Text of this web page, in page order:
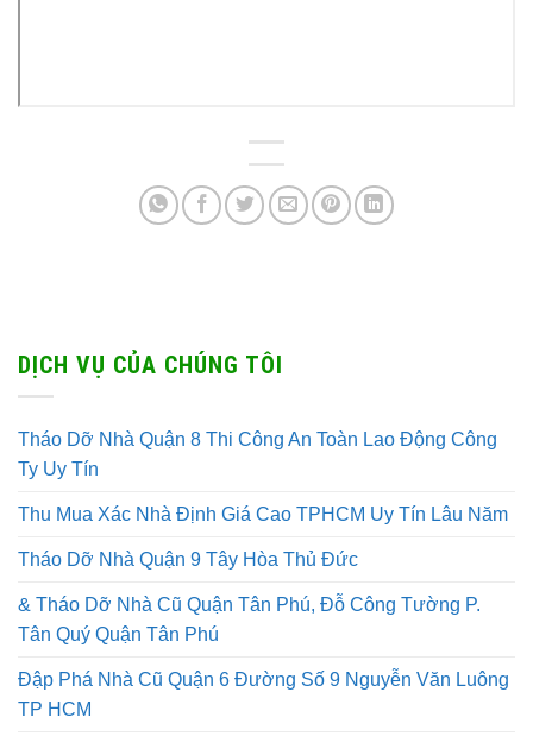
DỊCH VỤ CỦA CHÚNG TÔI
Tháo Dỡ Nhà Quận 8 Thi Công An Toàn Lao Động Công
Ty Uy Tín
Thu Mua Xác Nhà Định Giá Cao TPHCM Uy Tín Lâu Năm
Tháo Dỡ Nhà Quận 9 Tây Hòa Thủ Đức
& Tháo Dỡ Nhà Cũ Quận Tân Phú, Đỗ Công Tường P.
Tân Quý Quận Tân Phú
Đập Phá Nhà Cũ Quận 6 Đường Số 9 Nguyễn Văn Luông
TP HCM